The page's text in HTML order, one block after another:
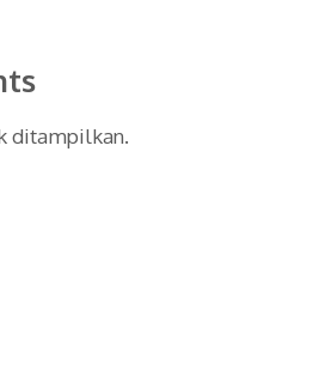
ditampilkan.